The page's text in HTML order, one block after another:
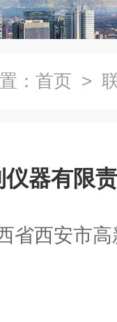
： 首页 >
器有限
省西安市